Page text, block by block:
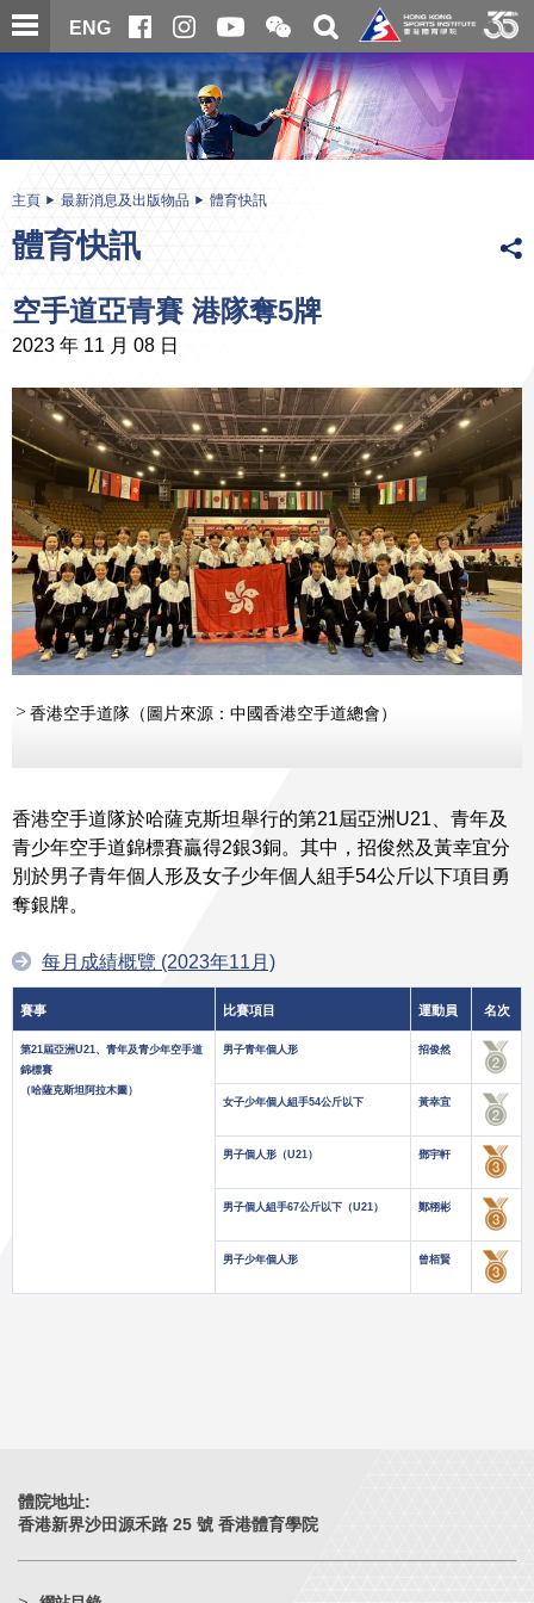
跳
至
內
ENG
開
合
微
信
二
維
碼
關
搜
尋
内
主頁 最新消息及出版物品 體育快訊
體育快訊
空手道亞青賽 港隊奪5牌
2023 年 11 月 08 日
香港空手道隊（圖片來源：中國香港空手道總會）
香港空手道隊於哈薩克斯坦舉行的第21屆亞洲U21、青年及
青少年空手道錦標賽贏得2銀3銅。其中，招俊然及黃幸宜分
別於男子青年個人形及女子少年個人組手54公斤以下項目勇
奪銀牌。
每月成績概覽 (2023年11月)
賽事 比賽項目 運動員 名次
第21屆亞洲U21、青年及青少年空手道
錦標賽
（哈薩克斯坦阿拉木圖）
男子青年個人形 招俊然
女子少年個人組手54公斤以下 黃幸宜
男子個人形（U21） 鄧宇軒
男子個人組手67公斤以下（U21） 鄭栩彬
男子少年個人形 曾栢賢
體院地址:
香港新界沙田源禾路 25 號 香港體育學院